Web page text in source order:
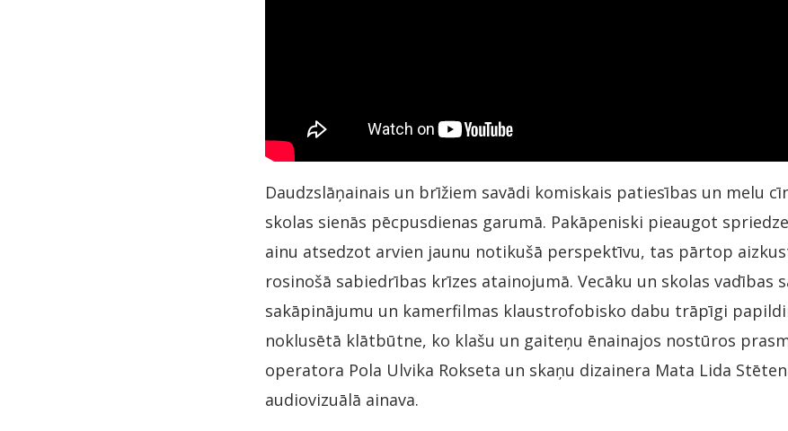
Daudzslāņainais un brīžiem savādi komiskais patiesības un melu
skolas sienās pēcpusdienas garumā. Pakāpeniski pieaugot
ainu atsedzot arvien jaunu notikušā perspektīvu, tas pārtop
rosinošā sabiedrības krīzes atainojumā. Vecāku un skolas vadības
sakāpinājumu un kamerfilmas klaustrofobisko dabu trāpīgi
noklusētā klātbūtne, ko klašu un gaiteņu ēnainajos nostūros
operatora Pola Ulvika Rokseta un skaņu dizainera Mata Lida
audiovizuālā ainava.